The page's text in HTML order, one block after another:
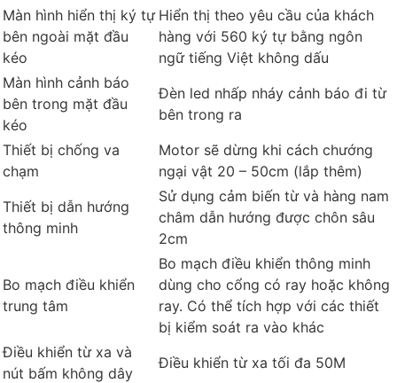
Màn hình hiển thị ký tự
bên ngoài mặt đầu
kéo
Hiển thị theo yêu cầu của khách
hàng với 560 ký tự bằng ngôn
ngữ tiếng Việt không dấu
Màn hình cảnh báo
bên trong mặt đầu
kéo
Đèn led nhấp nháy cảnh báo đi từ
bên trong ra
Thiết bị chống va
chạm
Motor sẽ dừng khi cách chướng
ngại vật 20 – 50cm (lắp thêm)
Thiết bị dẫn hướng
thông minh
Sử dụng cảm biến từ và hàng nam
châm dẫn hướng được chôn sâu
2cm
Bo mạch điều khiển
trung tâm
Bo mạch điều khiển thông minh
dùng cho cổng có ray hoặc không
ray. Có thể tích hợp với các thiết
bị kiểm soát ra vào khác
Điều khiển từ xa và
nút bấm không dây
Điều khiển từ xa tối đa 50M